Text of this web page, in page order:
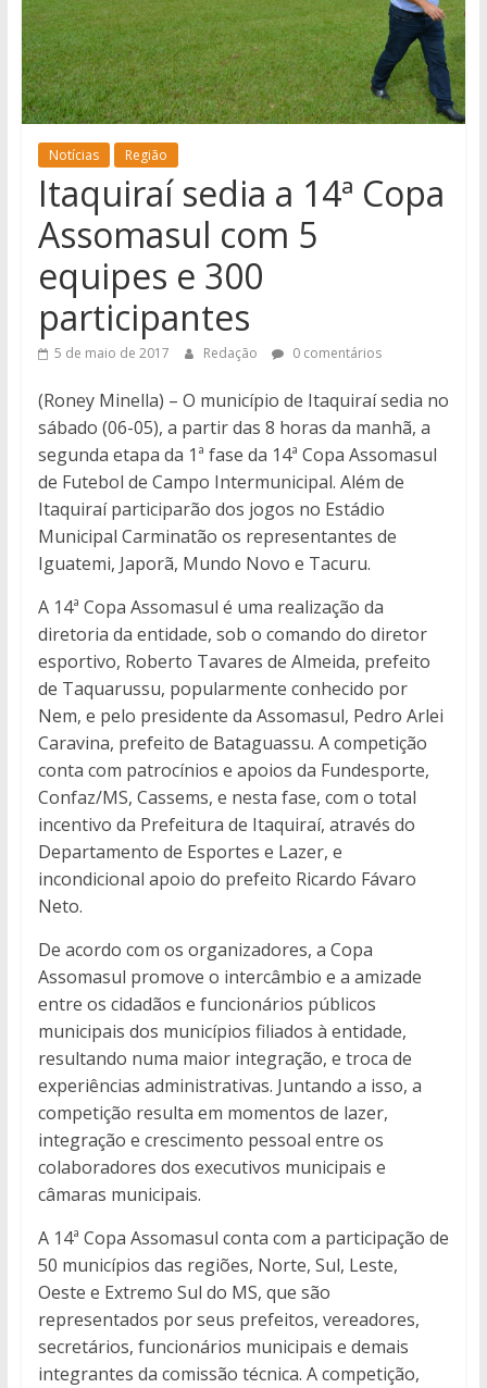
notícias
de
Iguatemi
e
região.
Notícias Região
Itaquiraí sedia a 14ª Copa
Assomasul com 5
equipes e 300
participantes
5 de maio de 2017 Redação 0 comentários
(Roney Minella) – O município de Itaquiraí sedia no
sábado (06-05), a partir das 8 horas da manhã, a
segunda etapa da 1ª fase da 14ª Copa Assomasul
de Futebol de Campo Intermunicipal. Além de
Itaquiraí participarão dos jogos no Estádio
Municipal Carminatão os representantes de
Iguatemi, Japorã, Mundo Novo e Tacuru.
A 14ª Copa Assomasul é uma realização da
diretoria da entidade, sob o comando do diretor
esportivo, Roberto Tavares de Almeida, prefeito
de Taquarussu, popularmente conhecido por
Nem, e pelo presidente da Assomasul, Pedro Arlei
Caravina, prefeito de Bataguassu. A competição
conta com patrocínios e apoios da Fundesporte,
Confaz/MS, Cassems, e nesta fase, com o total
incentivo da Prefeitura de Itaquiraí, através do
Departamento de Esportes e Lazer, e
incondicional apoio do prefeito Ricardo Fávaro
Neto.
De acordo com os organizadores, a Copa
Assomasul promove o intercâmbio e a amizade
entre os cidadãos e funcionários públicos
municipais dos municípios filiados à entidade,
resultando numa maior integração, e troca de
experiências administrativas. Juntando a isso, a
competição resulta em momentos de lazer,
integração e crescimento pessoal entre os
colaboradores dos executivos municipais e
câmaras municipais.
A 14ª Copa Assomasul conta com a participação de
50 municípios das regiões, Norte, Sul, Leste,
Oeste e Extremo Sul do MS, que são
representados por seus prefeitos, vereadores,
secretários, funcionários municipais e demais
integrantes da comissão técnica. A competição,